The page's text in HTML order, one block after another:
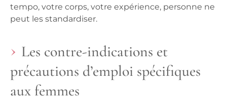
tempo, votre corps, votre expérience, personne ne
peut les standardiser.
Les contre-indications et
précautions d’emploi spécifiques
aux femmes